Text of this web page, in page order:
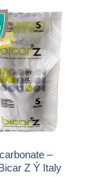
–
Z Ý Italy